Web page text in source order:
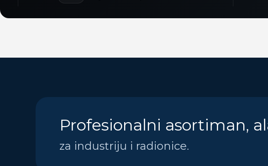
Profesionalni asortiman,
za industriju i radionice.